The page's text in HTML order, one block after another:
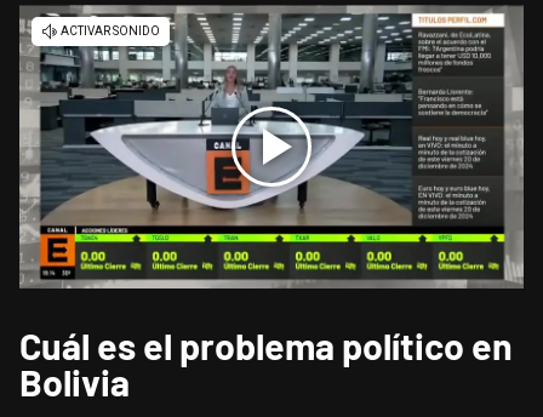
Cuál es el problema político en
Bolivia